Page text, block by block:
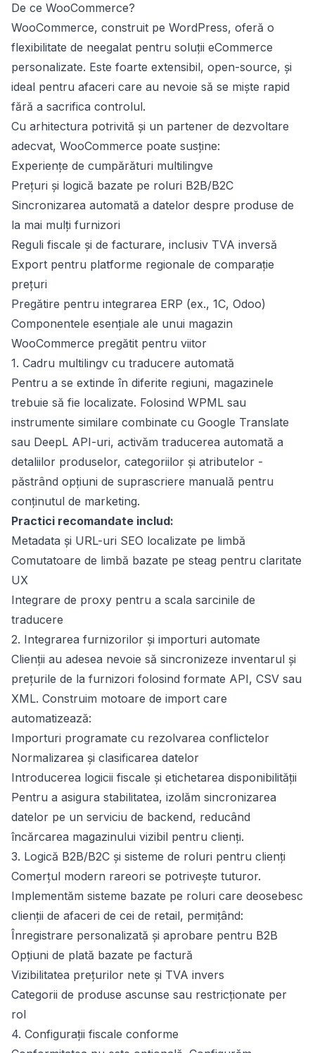
De ce WooCommerce?
WooCommerce, construit pe WordPress, oferă o
flexibilitate de neegalat pentru soluții eCommerce
personalizate. Este foarte extensibil, open-source, și
ideal pentru afaceri care au nevoie să se miște rapid
fără a sacrifica controlul.
Cu arhitectura potrivită și un partener de dezvoltare
adecvat, WooCommerce poate susține:
Experiențe de cumpărături multilingve
Prețuri și logică bazate pe roluri B2B/B2C
Sincronizarea automată a datelor despre produse de
la mai mulți furnizori
Reguli fiscale și de facturare, inclusiv TVA inversă
Export pentru platforme regionale de comparație
prețuri
Pregătire pentru integrarea ERP (ex., 1C, Odoo)
Componentele esențiale ale unui magazin
WooCommerce pregătit pentru viitor
1. Cadru multilingv cu traducere automată
Pentru a se extinde în diferite regiuni, magazinele
trebuie să fie localizate. Folosind WPML sau
instrumente similare combinate cu Google Translate
sau DeepL API-uri, activăm traducerea automată a
detaliilor produselor, categoriilor și atributelor -
păstrând opțiuni de suprascriere manuală pentru
conținutul de marketing.
Practici recomandate includ:
Metadata și URL-uri SEO localizate pe limbă
Comutatoare de limbă bazate pe steag pentru claritate
UX
Integrare de proxy pentru a scala sarcinile de
traducere
2. Integrarea furnizorilor și importuri automate
Clienții au adesea nevoie să sincronizeze inventarul și
prețurile de la furnizori folosind formate API, CSV sau
XML. Construim motoare de import care
automatizează:
Importuri programate cu rezolvarea conflictelor
Normalizarea și clasificarea datelor
Introducerea logicii fiscale și etichetarea disponibilității
Pentru a asigura stabilitatea, izolăm sincronizarea
datelor pe un serviciu de backend, reducând
încărcarea magazinului vizibil pentru clienți.
3. Logică B2B/B2C și sisteme de roluri pentru clienți
Comerțul modern rareori se potrivește tuturor.
Implementăm sisteme bazate pe roluri care deosebesc
clienții de afaceri de cei de retail, permițând:
Înregistrare personalizată și aprobare pentru B2B
Opțiuni de plată bazate pe factură
Vizibilitatea prețurilor nete și TVA invers
Categorii de produse ascunse sau restricționate per
rol
4. Configurații fiscale conforme